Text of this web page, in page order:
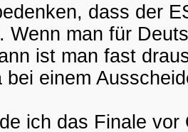
dass der
Wenn man für
ist man fast
bei einem
ich das Finale